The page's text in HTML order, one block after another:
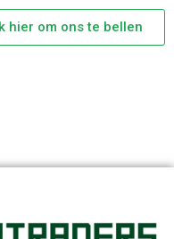
hier om ons te bellen